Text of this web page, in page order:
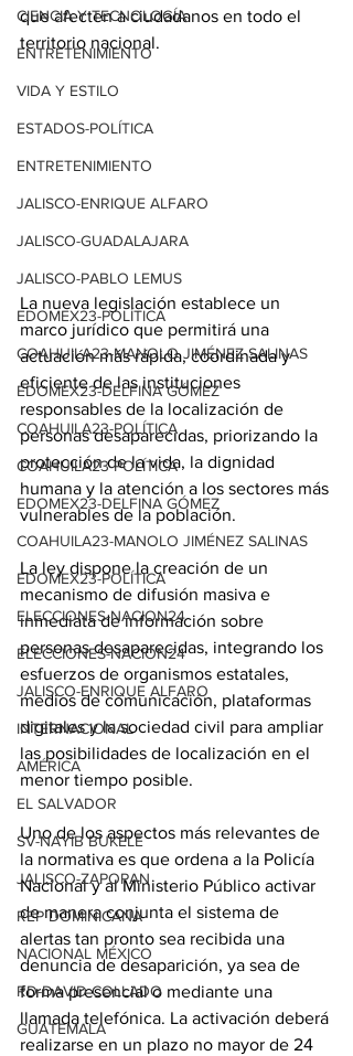
CIENCIA Y TECNOLOGÍA
ENTRETENIMIENTO
VIDA Y ESTILO
ESTADOS-POLÍTICA
ENTRETENIMIENTO
JALISCO-ENRIQUE ALFARO
JALISCO-GUADALAJARA
JALISCO-PABLO LEMUS
EDOMEX23-POLÍTICA
COAHUILA23-MANOLO JIMÉNEZ SALINAS
EDOMEX23-DELFINA GÓMEZ
COAHUILA23-POLÍTICA
COAHUILA23-POLÍTICA
EDOMEX23-DELFINA GÓMEZ
COAHUILA23-MANOLO JIMÉNEZ SALINAS
EDOMEX23-POLÍTICA
ELECCIONES-NACION24
ELECCIONES-NACION24
JALISCO-ENRIQUE ALFARO
INTERNACIONAL
AMÉRICA
EL SALVADOR
SV-NAYIB BUKELE
JALISCO-ZAPOPAN
REP DOMINICANA
NACIONAL MÉXICO
RD-DAVID COLLADO
GUATEMALA
que afecten a ciudadanos en todo el
territorio nacional.
La nueva legislación establece un
marco jurídico que permitirá una
actuación más rápida, coordinada y
eficiente de las instituciones
responsables de la localización de
personas desaparecidas, priorizando la
protección de la vida, la dignidad
humana y la atención a los sectores más
vulnerables de la población.
La ley dispone la creación de un
mecanismo de difusión masiva e
inmediata de información sobre
personas desaparecidas, integrando los
esfuerzos de organismos estatales,
medios de comunicación, plataformas
digitales y la sociedad civil para ampliar
las posibilidades de localización en el
menor tiempo posible.
Uno de los aspectos más relevantes de
la normativa es que ordena a la Policía
Nacional y al Ministerio Público activar
de manera conjunta el sistema de
alertas tan pronto sea recibida una
denuncia de desaparición, ya sea de
forma presencial o mediante una
llamada telefónica. La activación deberá
realizarse en un plazo no mayor de 24